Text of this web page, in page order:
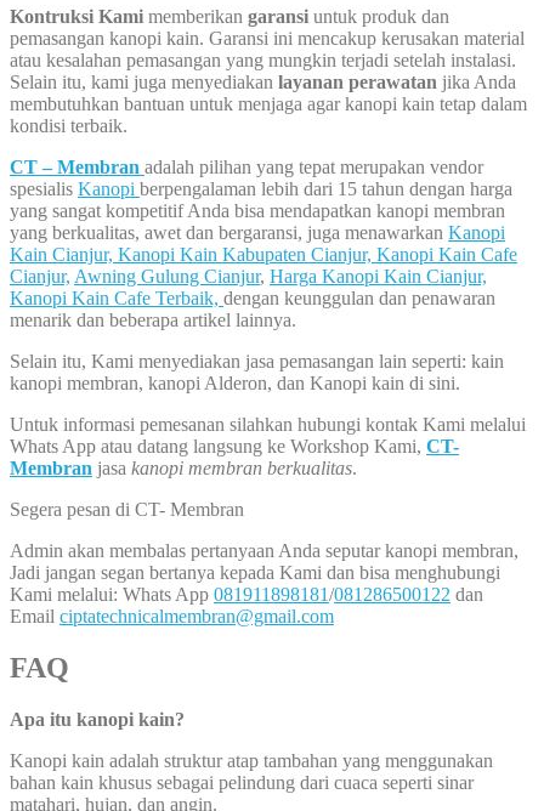
Kontruksi Kami memberikan garansi untuk produk dan
pemasangan kanopi kain. Garansi ini mencakup kerusakan material
atau kesalahan pemasangan yang mungkin terjadi setelah instalasi.
Selain itu, kami juga menyediakan layanan perawatan jika Anda
membutuhkan bantuan untuk menjaga agar kanopi kain tetap dalam
kondisi terbaik.
CT – Membran adalah pilihan yang tepat merupakan vendor
spesialis Kanopi berpengalaman lebih dari 15 tahun dengan harga
yang sangat kompetitif Anda bisa mendapatkan kanopi membran
yang berkualitas, awet dan bergaransi, juga menawarkan Kanopi
Kain Cianjur, Kanopi Kain Kabupaten Cianjur, Kanopi Kain Cafe
Cianjur, Awning Gulung Cianjur, Harga Kanopi Kain Cianjur,
Kanopi Kain Cafe Terbaik, dengan keunggulan dan penawaran
menarik dan beberapa artikel lainnya.
Selain itu, Kami menyediakan jasa pemasangan lain seperti: kain
kanopi membran, kanopi Alderon, dan Kanopi kain di sini.
Untuk informasi pemesanan silahkan hubungi kontak Kami melalui
Whats App atau datang langsung ke Workshop Kami, CT-
Membran jasa kanopi membran berkualitas.
Segera pesan di CT- Membran
Admin akan membalas pertanyaan Anda seputar kanopi membran,
Jadi jangan segan bertanya kepada Kami dan bisa menghubungi
Kami melalui: Whats App 081911898181/081286500122 dan
Email ciptatechnicalmembran@gmail.com
FAQ
Apa itu kanopi kain?
Kanopi kain adalah struktur atap tambahan yang menggunakan
bahan kain khusus sebagai pelindung dari cuaca seperti sinar
matahari, hujan, dan angin.